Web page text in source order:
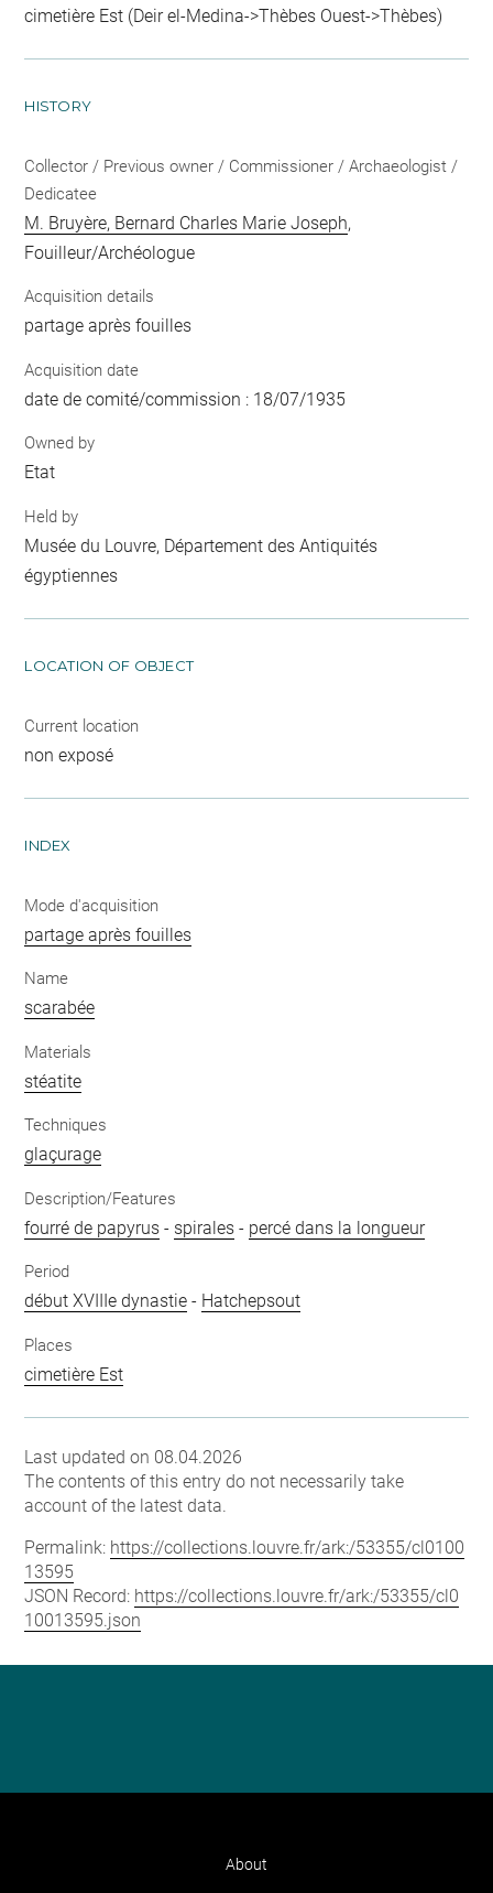
cimetière Est (Deir el-Medina->Thèbes Ouest->Thèbes)
HISTORY
Collector / Previous owner / Commissioner / Archaeologist /
Dedicatee
M. Bruyère, Bernard Charles Marie Joseph,
Fouilleur/Archéologue
Acquisition details
partage après fouilles
Acquisition date
date de comité/commission : 18/07/1935
Owned by
Etat
Held by
Musée du Louvre, Département des Antiquités
égyptiennes
LOCATION OF OBJECT
Current location
non exposé
INDEX
Mode d'acquisition
partage après fouilles
Name
scarabée
Materials
stéatite
Techniques
glaçurage
Description/Features
fourré de papyrus - spirales - percé dans la longueur
Period
début XVIIIe dynastie - Hatchepsout
Places
cimetière Est
Last updated on 08.04.2026
The contents of this entry do not necessarily take
account of the latest data.
Permalink: https://collections.louvre.fr/ark:/53355/cl0100
13595
JSON Record: https://collections.louvre.fr/ark:/53355/cl0
10013595.json
About